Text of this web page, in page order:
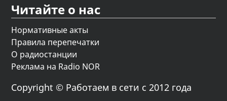
Читайте о нас
Нормативные акты
Правила перепечатки
О радиостанции
Реклама на Radio NOR
Copyright © Работаем в сети с 2012 года